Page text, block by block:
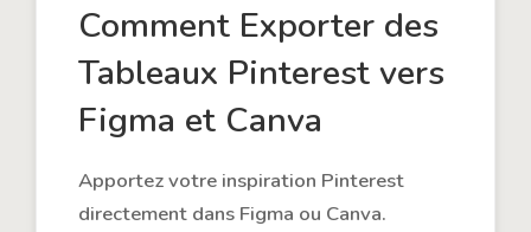
Comment Exporter des
Tableaux Pinterest vers
Figma et Canva
Apportez votre inspiration Pinterest
directement dans Figma ou Canva.